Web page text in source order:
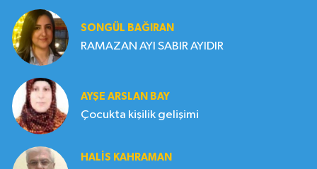
SONGÜL BAĞIRAN
RAMAZAN AYI SABIR AYIDIR
AYŞE ARSLAN BAY
Çocukta kişilik gelişimi
HALIS KAHRAMAN